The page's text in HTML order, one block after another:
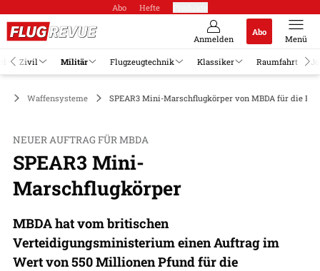
Abo Hefte
Anmelden
Abo
Menü
Zivil Militär Flugzeugtechnik Klassiker Raumfahrt
Waffensysteme SPEAR3 Mini-Marschflugkörper von MBDA für die F-
NEUER AUFTRAG FÜR MBDA
SPEAR3 Mini-
Marschflugkörper
MBDA hat vom britischen
Verteidigungsministerium einen Auftrag im
Wert von 550 Millionen Pfund für die